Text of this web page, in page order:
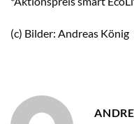
(c) Bilder: Andreas König